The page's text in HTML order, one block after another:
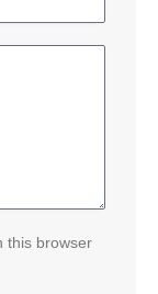
this browser